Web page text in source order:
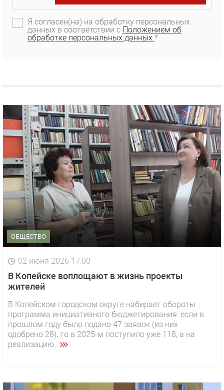
Я согласен(на) на обработку персональных
данных в соответствии с Положением об
обработке персональных данных.*
ОБЩЕСТВО
02 июня 2026 17:00
В Копейске воплощают в жизнь проекты
жителей
В Копейском городском округе набирает обороты
программа инициативного бюджетирования: если в
прошлом году было подано 47 заявок (из них
одобрено 28), то в 2025‑м поступило уже 118, а на
реализацию...